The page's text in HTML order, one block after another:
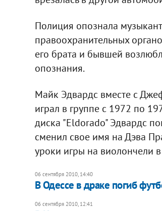
Полиция опознала
правоохранительных
его брата и бывшей
опознания.
Майк Эдвардс вместе с
играл в группе с 1972 по
диска "Eldorado" Эдвардс
сменил свое имя на Дэва
уроки игры на виолончели
06 сентября 2010, 14:40
В Одессе в драке погиб
06 сентября 2010, 12:41